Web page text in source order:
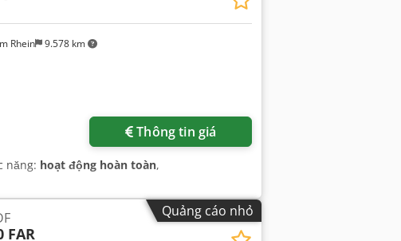
Rhein 9.578 km
Thông tin giá
năng: hoạt động hoàn toàn,
Quảng cáo nhỏ
FAR